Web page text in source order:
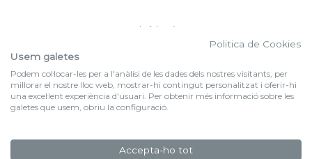
Avís legal
By 100X100NET
f (NEWSLETTER)
Politica de Cookies
Usem galetes
Podem col·locar-les per a l'anàlisi de les dades dels nostres visitants, per
millorar el nostre lloc web, mostrar-hi contingut personalitzat i oferir-hi
una excel·lent experiència d'usuari. Per obtenir més informació sobre les
galetes que usem, obriu la configuració.
Accepta-ho tot